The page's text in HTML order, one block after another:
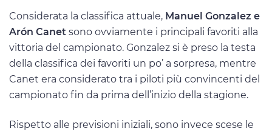
Considerata la classifica attuale, Manuel Gonzalez e
Arón Canet sono ovviamente i principali favoriti alla
vittoria del campionato. Gonzalez si è preso la testa
della classifica dei favoriti un po’ a sorpresa, mentre
Canet era considerato tra i piloti più convincenti del
campionato fin da prima dell’inizio della stagione.
Rispetto alle previsioni iniziali, sono invece scese le